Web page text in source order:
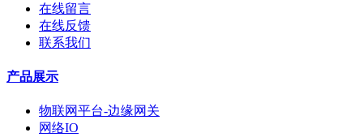
在线留言
在线反馈
联系我们
产品展示
物联网平台-边缘网关
网络IO